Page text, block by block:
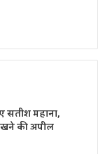
महाना,
की अपील